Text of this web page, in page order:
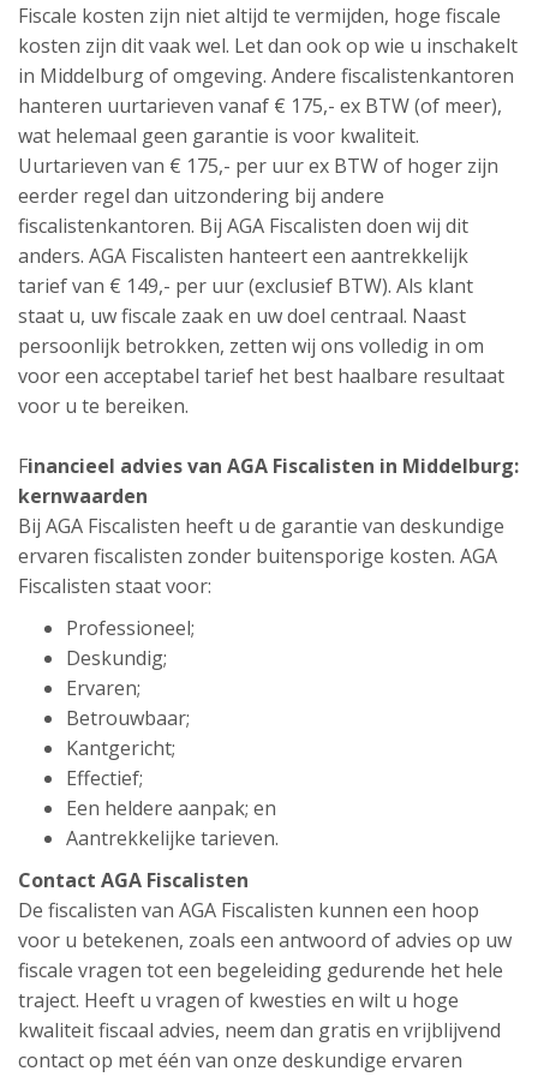
Fiscale kosten zijn niet altijd te vermijden, hoge fiscale
kosten zijn dit vaak wel. Let dan ook op wie u inschakelt
in Middelburg of omgeving. Andere fiscalistenkantoren
hanteren uurtarieven vanaf € 175,- ex BTW (of meer),
wat helemaal geen garantie is voor kwaliteit.
Uurtarieven van € 175,- per uur ex BTW of hoger zijn
eerder regel dan uitzondering bij andere
fiscalistenkantoren. Bij AGA Fiscalisten doen wij dit
anders. AGA Fiscalisten hanteert een aantrekkelijk
tarief van € 149,- per uur (exclusief BTW). Als klant
staat u, uw fiscale zaak en uw doel centraal. Naast
persoonlijk betrokken, zetten wij ons volledig in om
voor een acceptabel tarief het best haalbare resultaat
voor u te bereiken.
Financieel advies van AGA Fiscalisten in Middelburg:
kernwaarden
Bij AGA Fiscalisten heeft u de garantie van deskundige
ervaren fiscalisten zonder buitensporige kosten. AGA
Fiscalisten staat voor:
Professioneel;
Deskundig;
Ervaren;
Betrouwbaar;
Kantgericht;
Effectief;
Een heldere aanpak; en
Aantrekkelijke tarieven.
Contact AGA Fiscalisten
De fiscalisten van AGA Fiscalisten kunnen een hoop
voor u betekenen, zoals een antwoord of advies op uw
fiscale vragen tot een begeleiding gedurende het hele
traject. Heeft u vragen of kwesties en wilt u hoge
kwaliteit fiscaal advies, neem dan gratis en vrijblijvend
contact op met één van onze deskundige ervaren